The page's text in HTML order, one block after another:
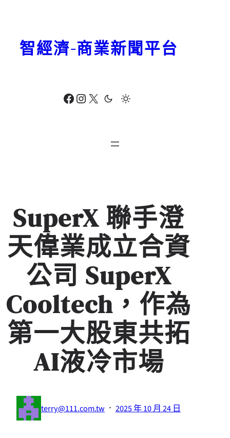
Facebook Instagram X
智經濟-商業新聞平台
SuperX 聯手澄
天偉業成立合資
公司 SuperX
Cooltech，作為
第一大股東共拓
AI液冷市場
terry@111.com.tw · 2025 年 10 月 24 日